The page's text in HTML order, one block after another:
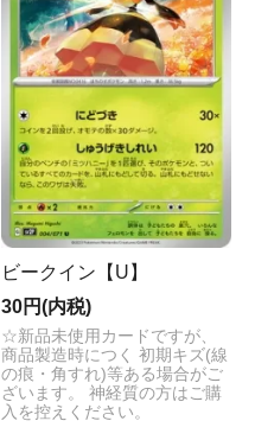
ビークイン【U】
30円(内税)
☆新品未使用カードですが、
商品製造時につく 初期キズ(線
の痕・角すれ)等ある場合がご
ざいます。 神経質の方はご購
入を控えください。